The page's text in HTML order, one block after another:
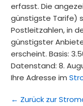
erfasst. Die
günstigste Tarife)
Postleitzahlen, in
günstigster
erscheint. Basis:
Datenstand: 8.
Ihre Adresse im
← Zurück zur